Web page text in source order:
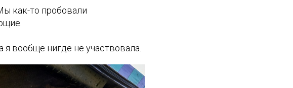
как-то пробовали
вообще нигде не участвовала.